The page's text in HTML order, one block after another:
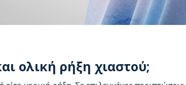
ολική ρήξη χιαστού;